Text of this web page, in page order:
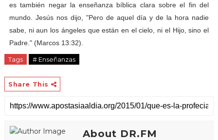
es también negar la enseñanza bíblica clara sobre el fin del
mundo. Jesús nos dijo, "Pero de aquel día y de la hora nadie
sabe, ni aun los ángeles que están en el cielo, ni el Hijo, sino el
Padre." (Marcos 13:32).
Tags # Enseñanzas
Share This
About DR.FM